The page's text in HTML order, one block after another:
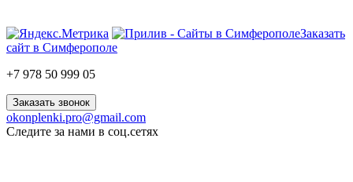
Заказать
сайт в Симферополе
+7 978 50 999 05
Заказать звонок
okonplenki.pro@gmail.com
Следите за нами в соц.сетях